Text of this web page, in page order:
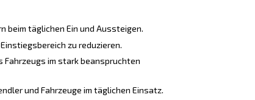
beim täglichen Ein und Aussteigen.
zu reduzieren.
im stark beanspruchten
und Fahrzeuge im täglichen Einsatz.